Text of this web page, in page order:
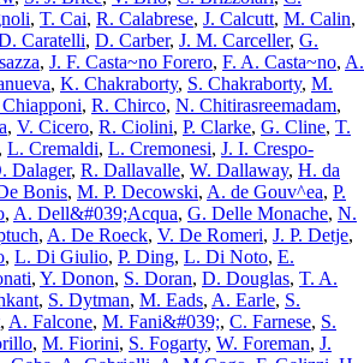
, T. Cai, R. Calabrese, J. Calcutt, M. Calin,
Caratelli, D. Carber, J. M. Carceller, G.
, J. F. Casta~no Forero, F. A. Casta~no, A.
, K. Chakraborty, S. Chakraborty, M.
, R. Chirco, N. Chitirasreemadam,
, V. Cicero, R. Ciolini, P. Clarke, G. Cline, T.
, L. Cremaldi, L. Cremonesi, J. I. Crespo-
Dalager, R. Dallavalle, W. Dallaway, H. da
Bonis, M. P. Decowski, A. de Gouv^ea, P.
, A. Dell&#039;Acqua, G. Delle Monache, N.
, A. De Roeck, V. De Romeri, J. P. Detje,
, L. Di Giulio, P. Ding, L. Di Noto, E.
, Y. Donon, S. Doran, D. Douglas, T. A.
, S. Dytman, M. Eads, A. Earle, S.
, A. Falcone, M. Fani&#039;, C. Farnese, S.
, M. Fiorini, S. Fogarty, W. Foreman, J.